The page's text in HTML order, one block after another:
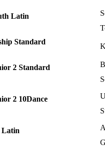
Latin
Standard
2 Standard
2 10Dance
Latin